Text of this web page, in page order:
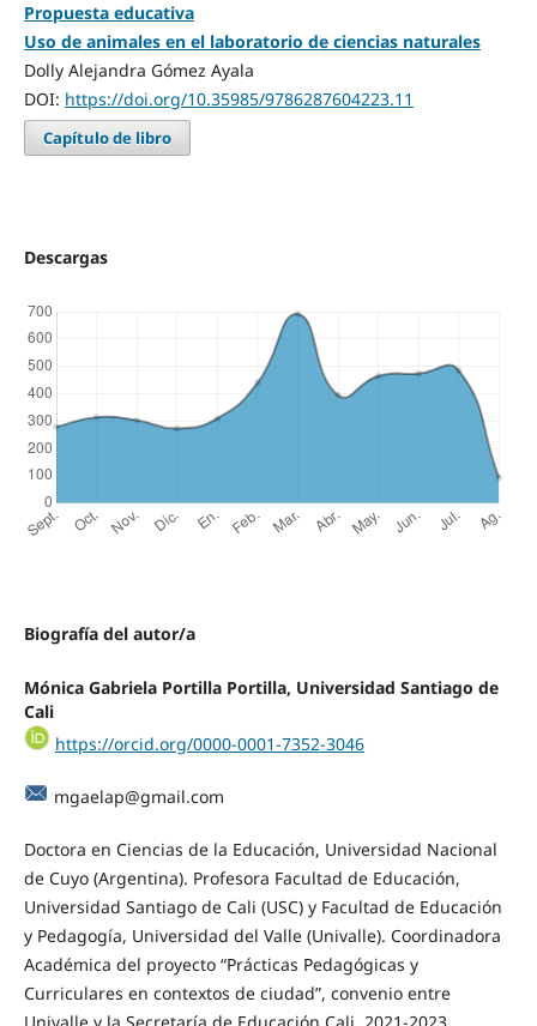
Propuesta educativa
Uso de animales en el laboratorio de ciencias naturales
Dolly Alejandra Gómez Ayala
DOI: https://doi.org/10.35985/9786287604223.11
Capítulo de libro
Descargas
Biografía del autor/a
Mónica Gabriela Portilla Portilla, Universidad Santiago de
Cali
https://orcid.org/0000-0001-7352-3046
mgaelap@gmail.com
Doctora en Ciencias de la Educación, Universidad Nacional
de Cuyo (Argentina). Profesora Facultad de Educación,
Universidad Santiago de Cali (USC) y Facultad de Educación
y Pedagogía, Universidad del Valle (Univalle). Coordinadora
Académica del proyecto “Prácticas Pedagógicas y
Curriculares en contextos de ciudad”, convenio entre